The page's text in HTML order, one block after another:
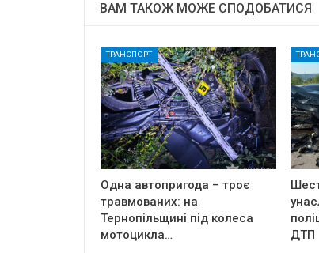
ВАМ ТАКОЖ МОЖЕ СПОДОБАТИСЯ
ТРАНСПОРТ
Одна автопригода – троє
травмованих: на
Тернопільщині під колеса
мотоцикла…
ДТП